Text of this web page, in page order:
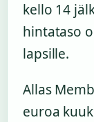
kello 14
hintataso
lapsille.
Allas
euroa